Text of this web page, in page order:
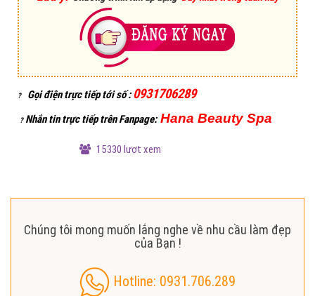
? Gọi điện trực tiếp tới số: 0931706289
? Nhắn tin trực tiếp trên Fanpage: Hana Beauty Spa
15330 lượt xem
Chúng tôi mong muốn lắng nghe về nhu cầu làm đẹp
của Bạn !
Hotline: 0931.706.289